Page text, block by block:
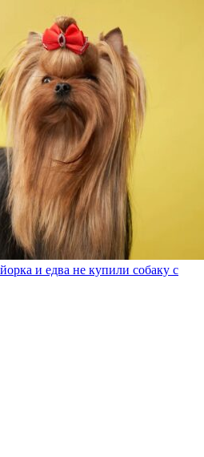
и едва не купили собаку с